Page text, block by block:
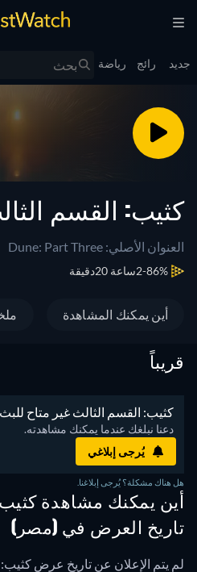
جديد رائج رياضة
كثيب: القسم
العنوان الأصلي: Dune: Part Three
86% 2ساعة 20دقيقة
أين يمكنك المشاهدة
قريباً
يُرجى إبلاغي
هل هناك مشكلة؟ يُرجى إبلاغنا.
أين يمكنك مشاهدة
تاريخ العرض في (مصر)
لم يتم الإعلان عن تاريخ عرض